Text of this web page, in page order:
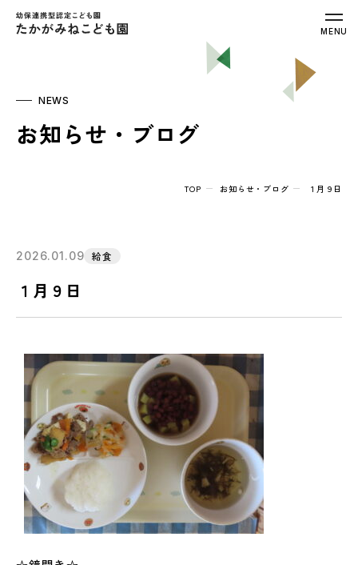
幼保連携型認定こども園 たかがみねこ
MENU
NEWS
お知らせ・ブログ
TOP お知らせ・ブログ １月９日
2026.01.09 給食
１月９日